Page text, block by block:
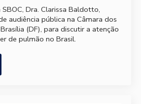
Dra. Clarissa Baldotto,
audiência pública na Câmara dos
(DF), para discutir a atenção
de pulmão no Brasil.